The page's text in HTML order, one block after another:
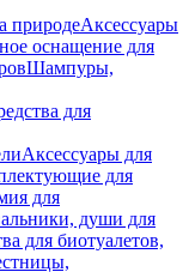
природеАксессуары
оснащение для
Шампуры,
для
Аксессуары для
для
для
души для
для биотуалетов,